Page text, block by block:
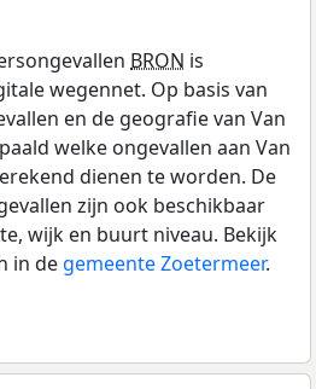
BRON is
wegennet. Op basis van
en de geografie van Van
welke ongevallen aan Van
dienen te worden. De
zijn ook beschikbaar
wijk en buurt niveau. Bekijk
in de gemeente Zoetermeer.